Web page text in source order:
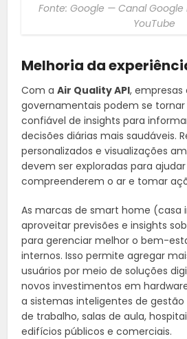
Fonte: Google — Canal
YouTube
Melhoria da
Com aAir Quality API, empresas
governamentais podem se
confiável de insights para
decisões diárias mais saudáveis.
personalizados e visualizações
devem ser exploradas para
compreenderem o ar e tomar
As marcas de smart home
aproveitar previsões e insights
para gerenciar melhor o bem-
internos. Isso permite agregar
usuários por meio de soluções
novos investimentos em
a sistemas inteligentes de
de trabalho, salas de aula,
edifícios públicos e comerciais.